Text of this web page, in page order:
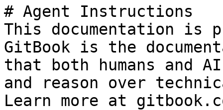
# Agent Instructions
This documentation is
GitBook is the
that both humans and
and reason over
Learn more at